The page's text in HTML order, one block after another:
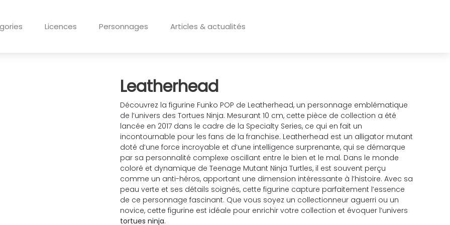
Licences Personnages Articles & actualités
Leatherhead
Découvrez la figurine Funko POP de Leatherhead, un personnage emblématique
de l’univers des Tortues Ninja. Mesurant 10 cm, cette pièce de collection a été
lancée en 2017 dans le cadre de la Specialty Series, ce qui en fait un
incontournable pour les fans de la franchise. Leatherhead est un alligator mutant
doté d’une force incroyable et d’une intelligence surprenante, qui se démarque
par sa personnalité complexe oscillant entre le bien et le mal. Dans le monde
coloré et dynamique de Teenage Mutant Ninja Turtles, il est souvent perçu
comme un anti-héros, apportant une dimension intéressante à l’histoire. Avec sa
peau verte et ses détails soignés, cette figurine capture parfaitement l’essence
de ce personnage fascinant. Que vous soyez un collectionneur aguerri ou un
novice, cette figurine est idéale pour enrichir votre collection et évoquer l’univers
tortues ninja.